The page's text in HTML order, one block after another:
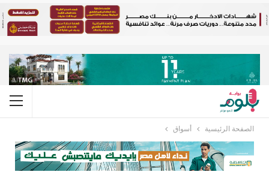
الصفحة الرئيسية أسواق